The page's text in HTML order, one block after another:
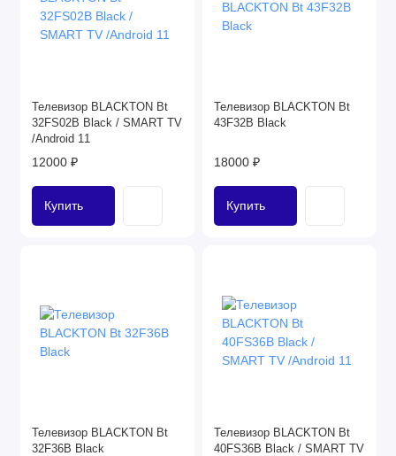
Телевизор BLACKTON Bt
32FS02B Black / SMART TV
/Android 11
12000 ₽
Купить
Телевизор BLACKTON Bt
43F32B Black
18000 ₽
Купить
Телевизор BLACKTON Bt
32F36B Black
Телевизор BLACKTON Bt
40FS36B Black / SMART TV